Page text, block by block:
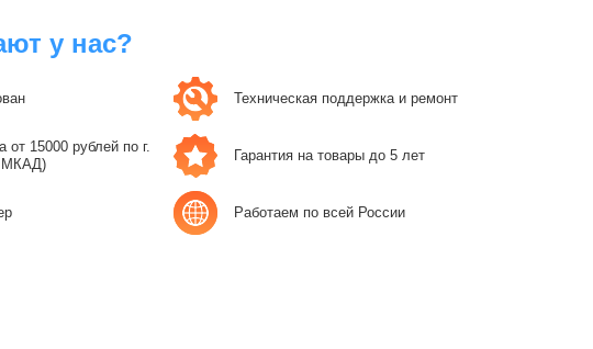
у нас?
Техническая поддержка и ремонт
от 15000 рублей по г.
МКАД)
Гарантия на товары до 5 лет
Работаем по всей России